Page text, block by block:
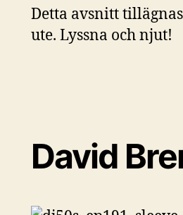
Detta avsnitt
ute. Lyssna och njut!
David